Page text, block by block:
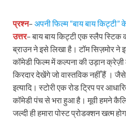
प्रश्न– अपनी फिल्म “बाय बाय किट्टी”
उत्तर– बाय बाय किट्टी एक स्लैप स्टिक
ब्राउन ने इसे लिखा है। टॉम सिज़मोर
कॉमेडी फिल्म में कल्पना की उड़ान
किरदार देखेंगे जो वास्तविक नहीँ हैं ।
इत्यादि। स्टोरी एक रोड ट्रिप पर
कॉमेडी पंच से भरा हुआ है। मूवी हमने
जल्दी ही हमारा पोस्ट प्रोडक्शन खत्म